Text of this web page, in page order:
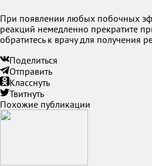
При появлении любых побочных
реакций немедленно прекратите
обратитесь к врачу для получения
Поделиться
Отправить
Класснуть
Твитнуть
Похожие публикации